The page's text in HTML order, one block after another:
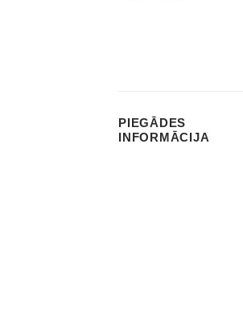
PIEGĀDES
INFORMĀCIJA